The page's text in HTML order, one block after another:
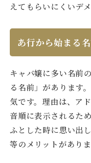
えてもらいにくいデ
あ行から始まる
キャバ嬢に多い名前
る名前」があります
気です。理由は、ア
音順に表示されるた
ふとした時に思い出
等のメリットがありま